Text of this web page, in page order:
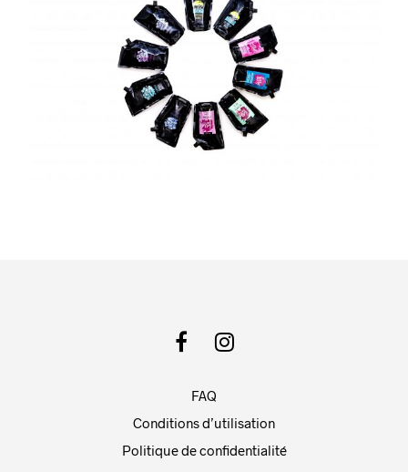
FAQ
Conditions d’utilisation
Politique de confidentialité